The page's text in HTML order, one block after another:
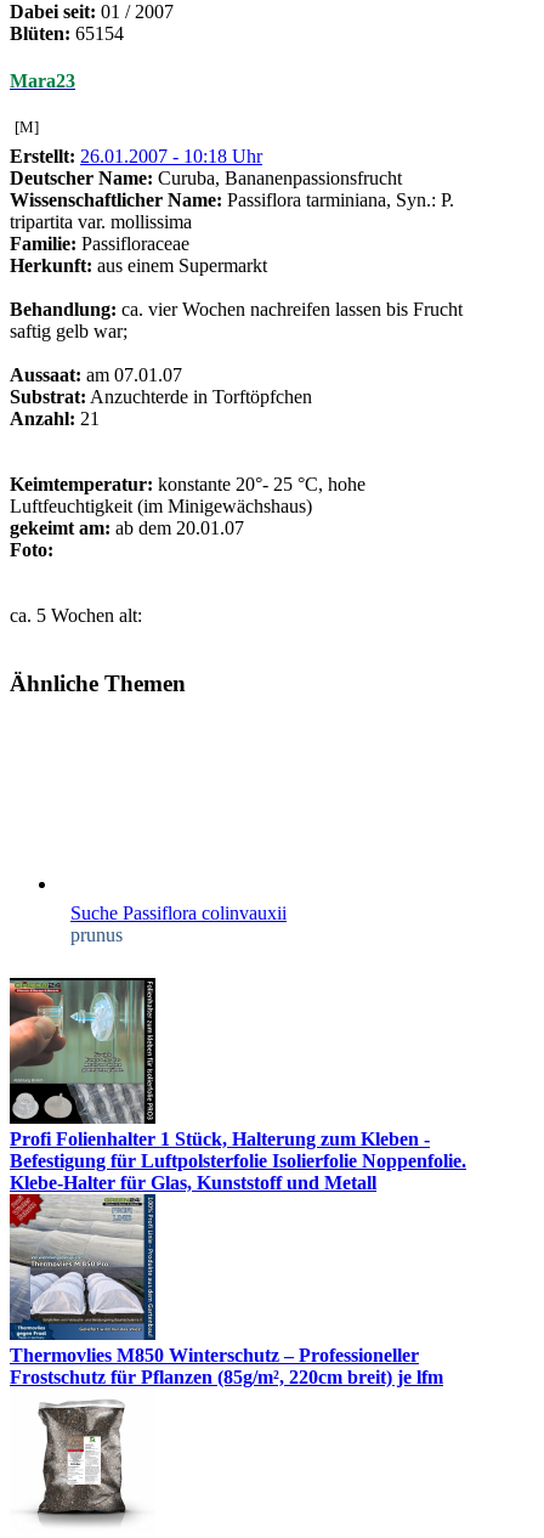
Dabei seit: 01 / 2007
Blüten: 65154
Mara23
[M]
Erstellt: 26.01.2007 - 10:18 Uhr
Deutscher Name: Curuba, Bananenpassionsfrucht
Wissenschaftlicher Name: Passiflora tarminiana, Syn.: P.
tripartita var. mollissima
Familie: Passifloraceae
Herkunft: aus einem Supermarkt
Behandlung: ca. vier Wochen nachreifen lassen bis Frucht
saftig gelb war;
Aussaat: am 07.01.07
Substrat: Anzuchterde in Torftöpfchen
Anzahl: 21
Keimtemperatur: konstante 20°- 25 °C, hohe
Luftfeuchtigkeit (im Minigewächshaus)
gekeimt am: ab dem 20.01.07
Foto:
ca. 5 Wochen alt:
Ähnliche Themen
Suche Passiflora colinvauxii
prunus
Profi Folienhalter 1 Stück, Halterung zum Kleben -
Befestigung für Luftpolsterfolie Isolierfolie Noppenfolie.
Klebe-Halter für Glas, Kunststoff und Metall
Thermovlies M850 Winterschutz – Professioneller
Frostschutz für Pflanzen (85g/m², 220cm breit) je lfm